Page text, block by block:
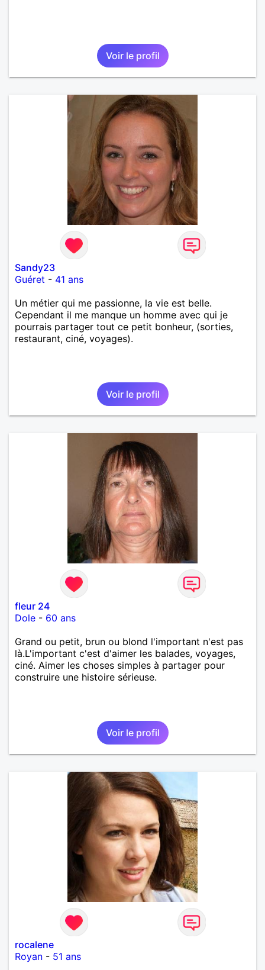
Voir le profil
Sandy23
Guéret - 41 ans
Un métier qui me passionne, la vie est belle.
Cependant il me manque un homme avec qui je
pourrais partager tout ce petit bonheur, (sorties,
restaurant, ciné, voyages).
Voir le profil
fleur 24
Dole - 60 ans
Grand ou petit, brun ou blond l'important n'est pas
là.L'important c'est d'aimer les balades, voyages,
ciné. Aimer les choses simples à partager pour
construire une histoire sérieuse.
Voir le profil
rocalene
Royan - 51 ans